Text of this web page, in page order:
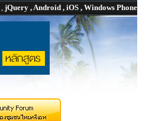
, jQuery , Android , iOS , Windows Phone